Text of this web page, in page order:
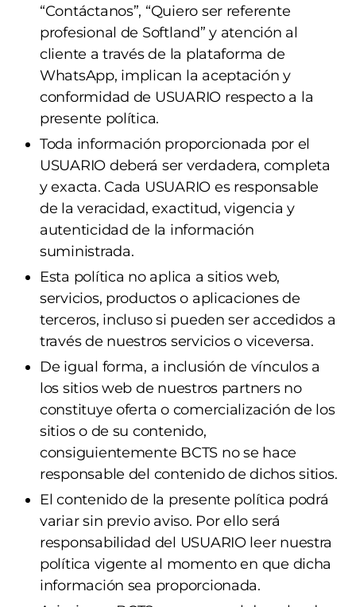
“Contáctanos”, “Quiero ser referente
profesional de Softland” y atención al
cliente a través de la plataforma de
WhatsApp, implican la aceptación y
conformidad de USUARIO respecto a la
presente política.
Toda información proporcionada por el
USUARIO deberá ser verdadera, completa
y exacta. Cada USUARIO es responsable
de la veracidad, exactitud, vigencia y
autenticidad de la información
suministrada.
Esta política no aplica a sitios web,
servicios, productos o aplicaciones de
terceros, incluso si pueden ser accedidos a
través de nuestros servicios o viceversa.
De igual forma, a inclusión de vínculos a
los sitios web de nuestros partners no
constituye oferta o comercialización de los
sitios o de su contenido,
consiguientemente BCTS no se hace
responsable del contenido de dichos sitios.
El contenido de la presente política podrá
variar sin previo aviso. Por ello será
responsabilidad del USUARIO leer nuestra
política vigente al momento en que dicha
información sea proporcionada.